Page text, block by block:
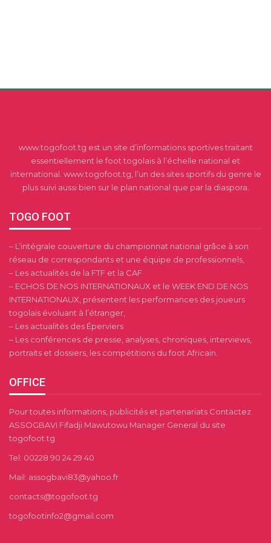
www.togofoot.tg est un site d’informations sportives traitant
essentiellement le foot togolais à l’échelle national et
international. www.togofoot.tg, l’un des sites sportifs du genre le
plus suivi aussi bien sur le plan national que par la diaspora.
TOGO FOOT
– L’intégrale couverture du championnat national grâce à son
réseau de correspondants et une équipe de professionnels,
– Les actualités de la FTF et la CAF
– ECHOS DE NOS INTERNATIONAUX et le WEEK END DE NOS
INTERNATIONAUX, présentent les performances des joueurs
togolais évoluant à l’étranger,
– Les actualités des Éperviers
– Les conférences de presse, analyses, chroniques, interviews,
portraits et dossiers, les compétitions du foot Africain.
OFFICE
Pour toutes informations, publicités et partenariats Contactez
ASSOGBAVI Fifadji Mawutowu Manager General du site
togofoot.tg
Tel: 00228 90 24 29 40
Mail: assogbavi83@yahoo.fr
contacts@togofoot.tg
togofootinfo2@gmail.com